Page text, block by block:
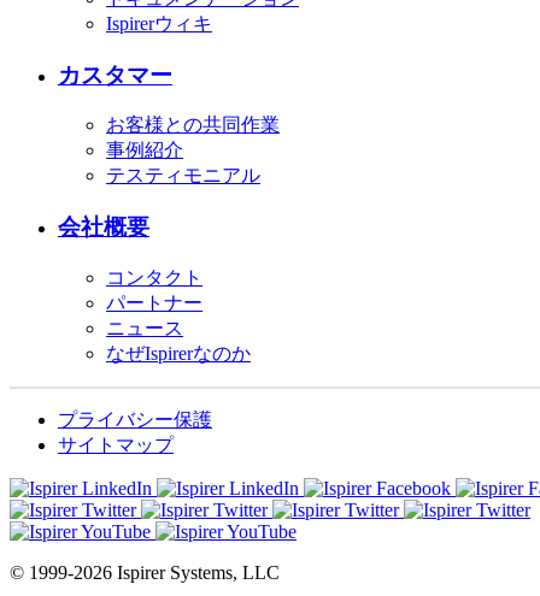
Ispirerウィキ
カスタマー
お客様との共同作業
事例紹介
テスティモニアル
会社概要
コンタクト
パートナー
ニュース
なぜIspirerなのか
プライバシー保護
サイトマップ
© 1999-2026 Ispirer Systems, LLC